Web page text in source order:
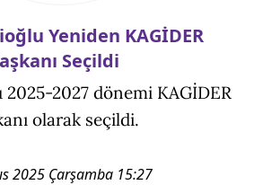
Yeniden KAGİDER
Seçildi
2027 dönemi KAGİDER
olarak seçildi.
2025 Çarşamba 15:27